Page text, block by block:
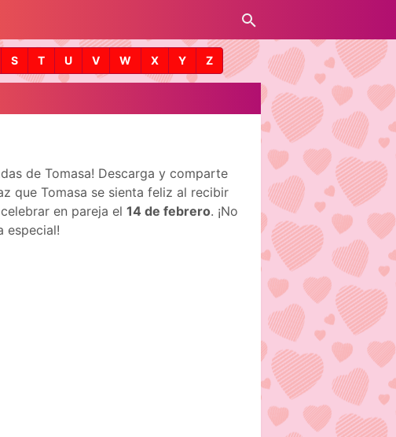
S T U V W X Y Z
de Tomasa! Descarga y comparte
que Tomasa se sienta feliz al recibir
en pareja el 14 de febrero. ¡No
especial!